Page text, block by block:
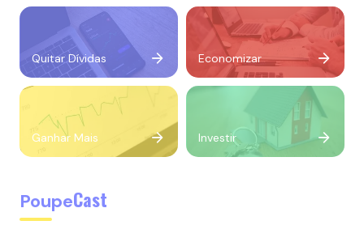
Quitar Dívidas Economizar
Ganhar Mais Investir
PoupeCast